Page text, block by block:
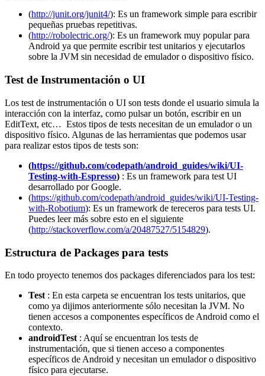
(http://junit.org/junit4/): Es un framework simple para escribir
pequeñas pruebas repetitivas.
(http://robolectric.org/): Es un framework muy popular para
Android ya que permite escribir test unitarios y ejecutarlos
sobre la JVM sin necesidad de emulador o dispositivo físico.
Test de Instrumentación o UI
Los test de instrumentación o UI son tests donde el usuario simula la
interacción con la interfaz, como pulsar un botón, escribir en un
EditText, etc… Estos tipos de tests necesitan de un emulador o un
dispositivo físico. Algunas de las herramientas que podemos usar
para realizar estos tipos de tests son:
(https://github.com/codepath/android_guides/wiki/UI-
Testing-with-Espresso) : Es un framework para test UI
desarrollado por Google.
(https://github.com/codepath/android_guides/wiki/UI-Testing-
with-Robotium): Es un framework de tereceros para tests UI.
Puedes leer más sobre esto en el siguiente
(http://stackoverflow.com/a/20487527/5154829).
Estructura de Packages para tests
En todo proyecto tenemos dos packages diferenciados para los test:
Test : En esta carpeta se encuentran los tests unitarios, que
como ya dijimos anteriormente sólo necesitan la JVM. No
tienen accesos a componentes específicos de Android como el
contexto.
androidTest : Aquí se encuentran los tests de
instrumentación, que si tienen acceso a componentes
específicos de Android y necesitan un emulador o dispositivo
físico para ejecutarse.